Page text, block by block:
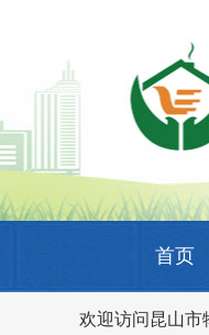
首页
欢迎访问昆山市